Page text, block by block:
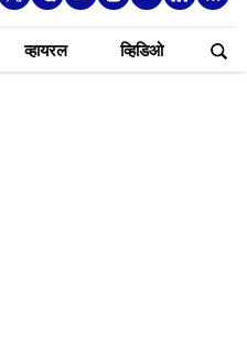
व्हायरल व्हिडिओ